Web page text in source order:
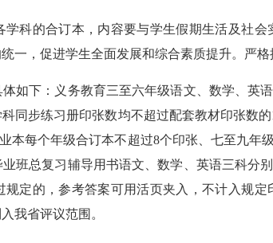
的合订本，内容要与学生假期生活及社会
一，促进学生全面发展和综合素质提升。严
下：义务教育三至六年级语文、数学、英
同步练习册印张数均不超过配套教材印张数
本每个年级合订本不超过8个印张、七至九
班总复习辅导用书语文、数学、英语三科分
定的，参考答案可用活页夹入，不计入规
我省评议范围。